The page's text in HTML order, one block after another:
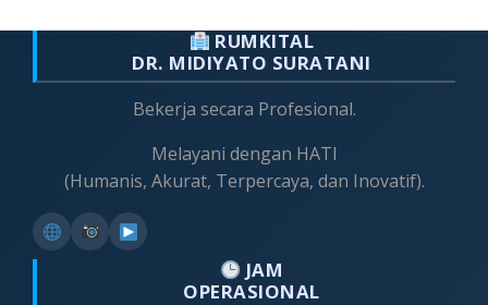
RUMKITAL
DR. MIDIYATO SURATANI
Bekerja secara Profesional.
Melayani dengan HATI
(Humanis, Akurat, Terpercaya, dan Inovatif).
JAM
OPERASIONAL